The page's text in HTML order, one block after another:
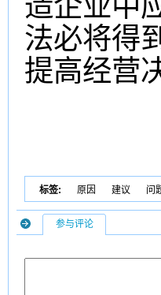
法必将得
提高经营
标签: 原因 建议 问
参与评论